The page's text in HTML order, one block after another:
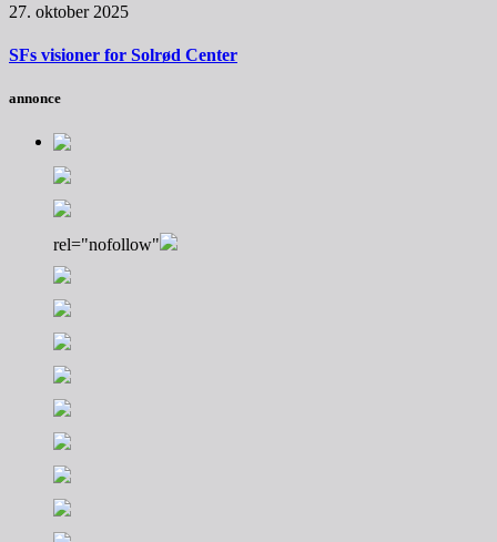
27. oktober 2025
SFs visioner for Solrød Center
annonce
rel="nofollow"